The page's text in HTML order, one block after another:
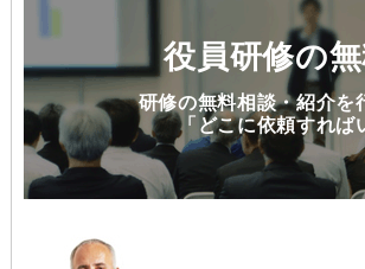
役員研修の
研修の無料相談・紹介を
「どこに依頼すれば